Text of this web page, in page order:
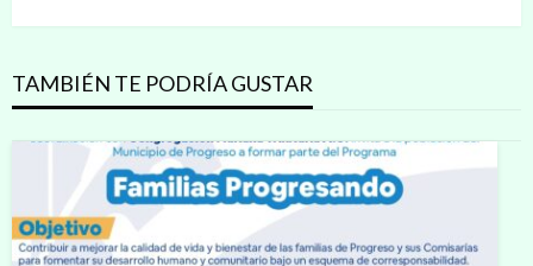
TAMBIÉN TE PODRÍA GUSTAR